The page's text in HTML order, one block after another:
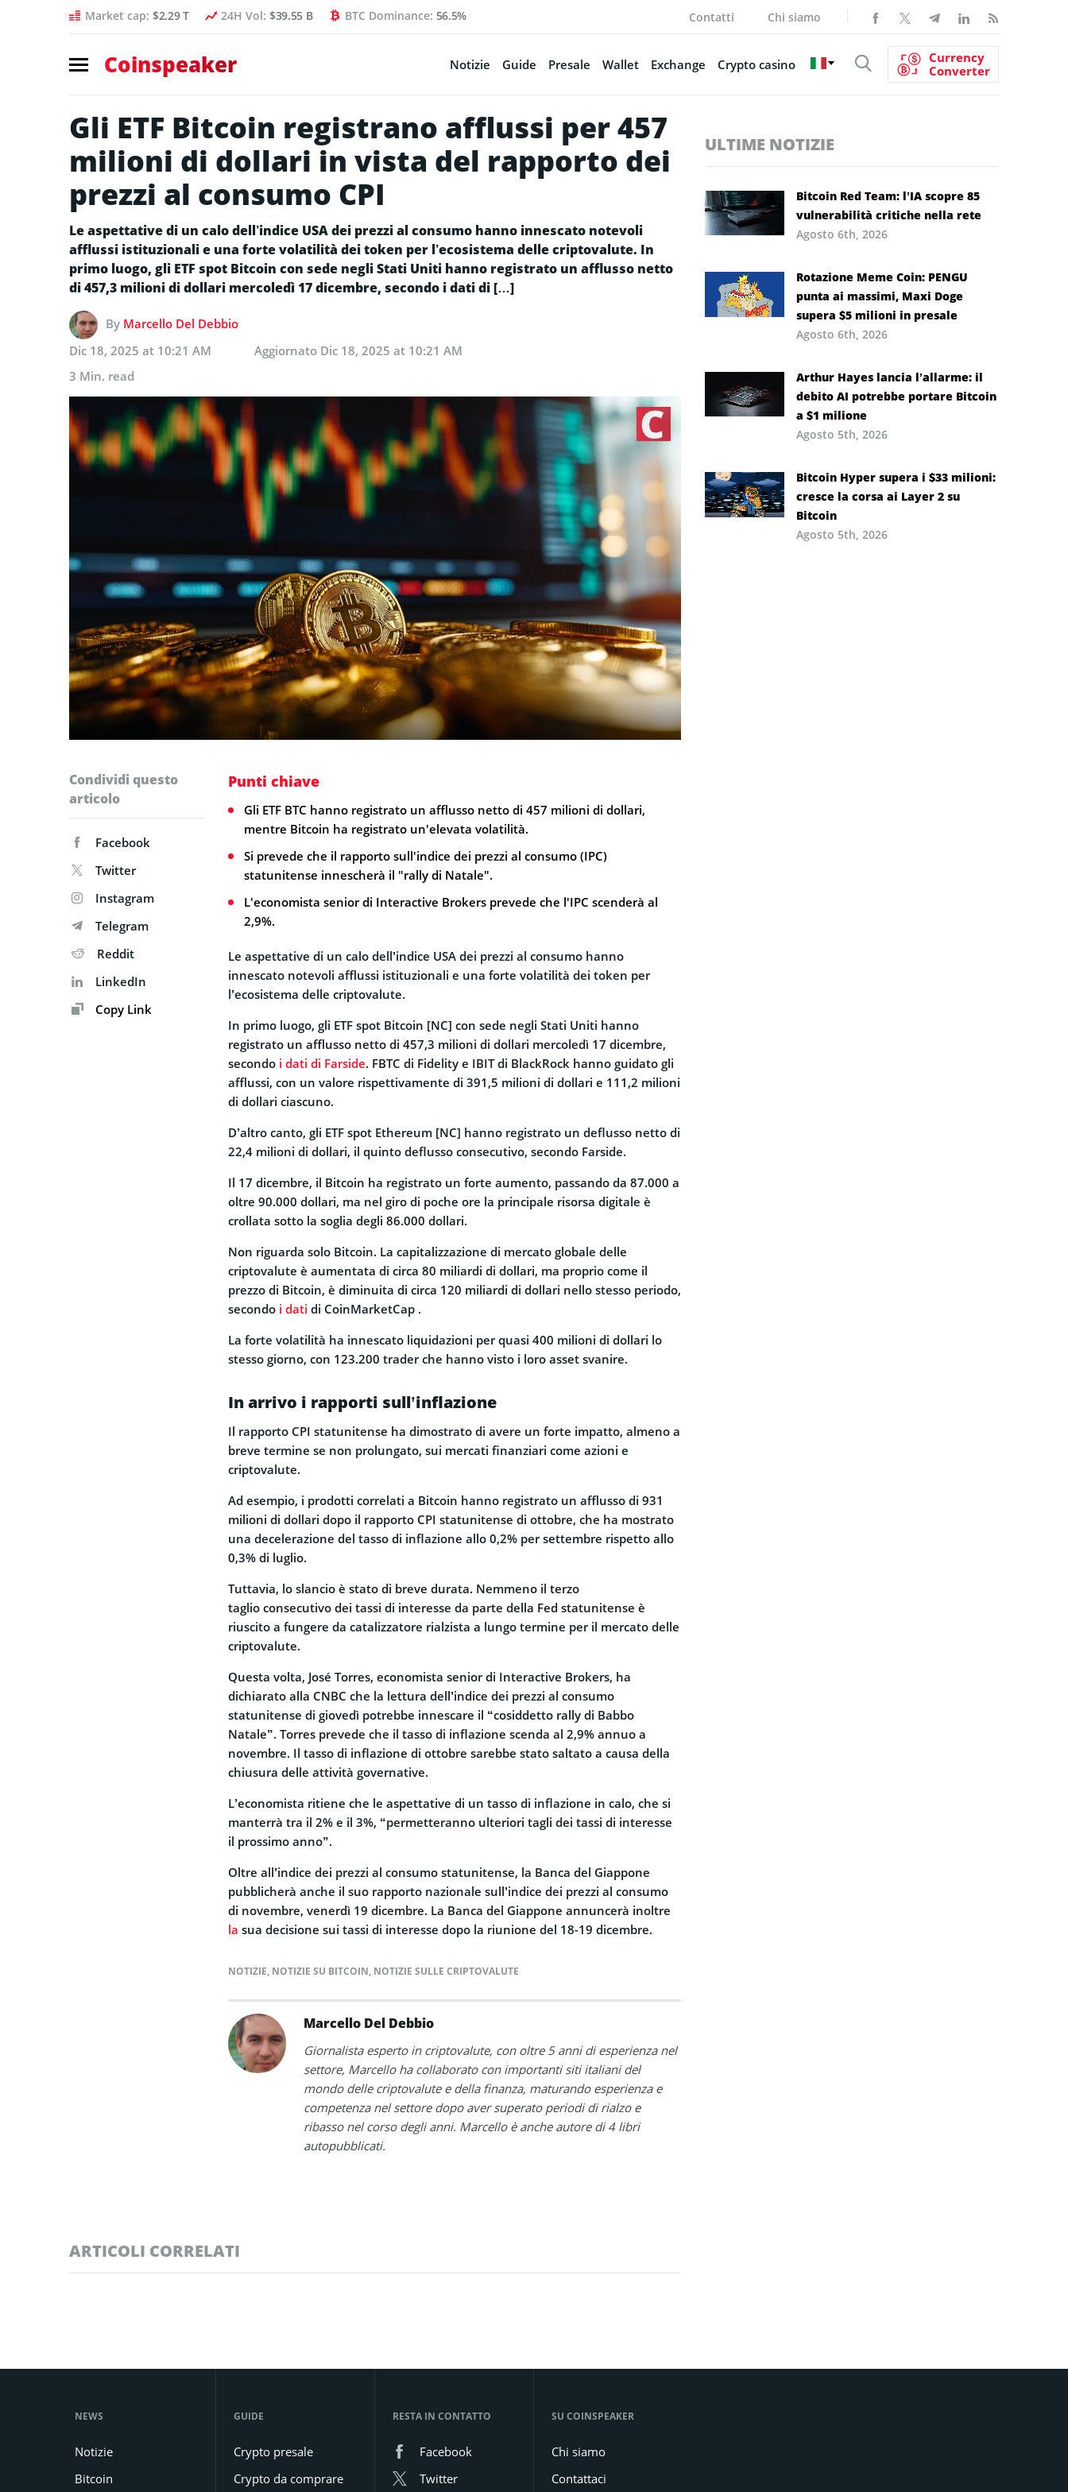
Market cap: $2.29 T 24H Vol: $39.55 B BTC Dominance: 56.5% Contatti Chi siamo
Coinspeaker Notizie Guide Presale Wallet Exchange Crypto casino
Currency
Converter
Gli ETF Bitcoin registrano afflussi per 457
milioni di dollari in vista del rapporto dei
prezzi al consumo CPI
Le aspettative di un calo dell’indice USA dei prezzi al consumo hanno innescato notevoli
afflussi istituzionali e una forte volatilità dei token per l’ecosistema delle criptovalute. In
primo luogo, gli ETF spot Bitcoin con sede negli Stati Uniti hanno registrato un afflusso netto
di 457,3 milioni di dollari mercoledì 17 dicembre, secondo i dati di […]
By Marcello Del Debbio
Dic 18, 2025 at 10:21 AM
Aggiornato Dic 18, 2025 at 10:21 AM
3 Min. read
Condividi questo
articolo
Facebook
Twitter
Instagram
Telegram
Reddit
LinkedIn
Copy Link
Punti chiave
Gli ETF BTC hanno registrato un afflusso netto di 457 milioni di dollari,
mentre Bitcoin ha registrato un'elevata volatilità.
Si prevede che il rapporto sull'indice dei prezzi al consumo (IPC)
statunitense innescherà il "rally di Natale".
L'economista senior di Interactive Brokers prevede che l'IPC scenderà al
2,9%.
Le aspettative di un calo dell’indice USA dei prezzi al consumo hanno
innescato notevoli afflussi istituzionali e una forte volatilità dei token per
l’ecosistema delle criptovalute.
In primo luogo, gli ETF spot Bitcoin [NC] con sede negli Stati Uniti hanno
registrato un afflusso netto di 457,3 milioni di dollari mercoledì 17 dicembre,
secondo i dati di Farside. FBTC di Fidelity e IBIT di BlackRock hanno guidato gli
afflussi, con un valore rispettivamente di 391,5 milioni di dollari e 111,2 milioni
di dollari ciascuno.
D’altro canto, gli ETF spot Ethereum [NC] hanno registrato un deflusso netto di
22,4 milioni di dollari, il quinto deflusso consecutivo, secondo Farside.
Il 17 dicembre, il Bitcoin ha registrato un forte aumento, passando da 87.000 a
oltre 90.000 dollari, ma nel giro di poche ore la principale risorsa digitale è
crollata sotto la soglia degli 86.000 dollari.
Non riguarda solo Bitcoin. La capitalizzazione di mercato globale delle
criptovalute è aumentata di circa 80 miliardi di dollari, ma proprio come il
prezzo di Bitcoin, è diminuita di circa 120 miliardi di dollari nello stesso periodo,
secondo i dati di CoinMarketCap .
La forte volatilità ha innescato liquidazioni per quasi 400 milioni di dollari lo
stesso giorno, con 123.200 trader che hanno visto i loro asset svanire.
In arrivo i rapporti sull’inflazione
Il rapporto CPI statunitense ha dimostrato di avere un forte impatto, almeno a
breve termine se non prolungato, sui mercati finanziari come azioni e
criptovalute.
Ad esempio, i prodotti correlati a Bitcoin hanno registrato un afflusso di 931
milioni di dollari dopo il rapporto CPI statunitense di ottobre, che ha mostrato
una decelerazione del tasso di inflazione allo 0,2% per settembre rispetto allo
0,3% di luglio.
Tuttavia, lo slancio è stato di breve durata. Nemmeno il terzo
taglio consecutivo dei tassi di interesse da parte della Fed statunitense è
riuscito a fungere da catalizzatore rialzista a lungo termine per il mercato delle
criptovalute.
Questa volta, José Torres, economista senior di Interactive Brokers, ha
dichiarato alla CNBC che la lettura dell’indice dei prezzi al consumo
statunitense di giovedì potrebbe innescare il “cosiddetto rally di Babbo
Natale”. Torres prevede che il tasso di inflazione scenda al 2,9% annuo a
novembre. Il tasso di inflazione di ottobre sarebbe stato saltato a causa della
chiusura delle attività governative.
L’economista ritiene che le aspettative di un tasso di inflazione in calo, che si
manterrà tra il 2% e il 3%, “permetteranno ulteriori tagli dei tassi di interesse
il prossimo anno”.
Oltre all’indice dei prezzi al consumo statunitense, la Banca del Giappone
pubblicherà anche il suo rapporto nazionale sull’indice dei prezzi al consumo
di novembre, venerdì 19 dicembre. La Banca del Giappone annuncerà inoltre
la sua decisione sui tassi di interesse dopo la riunione del 18-19 dicembre.
NOTIZIE, NOTIZIE SU BITCOIN, NOTIZIE SULLE CRIPTOVALUTE
Marcello Del Debbio
Giornalista esperto in criptovalute, con oltre 5 anni di esperienza nel
settore, Marcello ha collaborato con importanti siti italiani del
mondo delle criptovalute e della finanza, maturando esperienza e
competenza nel settore dopo aver superato periodi di rialzo e
ribasso nel corso degli anni. Marcello è anche autore di 4 libri
autopubblicati.
ARTICOLI CORRELATI
ULTIME NOTIZIE
Bitcoin Red Team: l’IA scopre 85
vulnerabilità critiche nella rete
Agosto 6th, 2026
Rotazione Meme Coin: PENGU
punta ai massimi, Maxi Doge
supera $5 milioni in presale
Agosto 6th, 2026
Arthur Hayes lancia l’allarme: il
debito AI potrebbe portare Bitcoin
a $1 milione
Agosto 5th, 2026
Bitcoin Hyper supera i $33 milioni:
cresce la corsa ai Layer 2 su
Bitcoin
Agosto 5th, 2026
NEWS
Notizie
Bitcoin
GUIDE
Crypto presale
Crypto da comprare
RESTA IN CONTATTO
Facebook
Twitter
SU COINSPEAKER
Chi siamo
Contattaci